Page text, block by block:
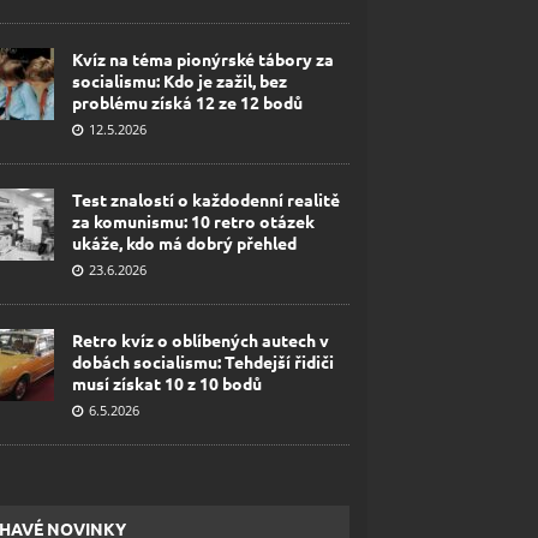
Kvíz na téma pionýrské tábory za
socialismu: Kdo je zažil, bez
problému získá 12 ze 12 bodů
12.5.2026
Test znalostí o každodenní realitě
za komunismu: 10 retro otázek
ukáže, kdo má dobrý přehled
23.6.2026
Retro kvíz o oblíbených autech v
dobách socialismu: Tehdejší řidiči
musí získat 10 z 10 bodů
6.5.2026
NOVINKY